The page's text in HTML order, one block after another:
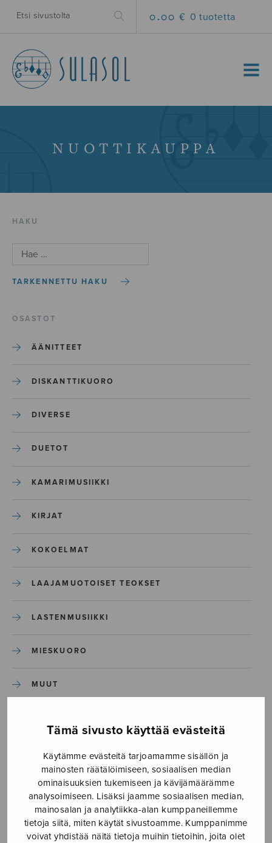
Tämä sivusto käyttää evästeitä
Käytämme evästeitä tarjoamamme sisällön ja
mainosten räätälöimiseen, sosiaalisen median
ominaisuuksien tukemiseen ja kävijämäärämme
analysoimiseen. Lisäksi jaamme sosiaalisen median,
mainosalan ja analytiikka-alan kumppaneillemme
tietoja siitä, miten käytät sivustoamme. Kumppanimme
voivat yhdistää näitä tietoja muihin tietoihin, joita olet
0.00 € 0 tuotetta
MENU
NUOTTIKAUPPA
HAKU
TARKENNETTU HAKU
OSASTOT
ÄÄNITTEET
DISKANTTIKUORO
DIVERSE
DUETOT
KAMARIMUSIIKKI
KIRJAT
KOKOELMAT
LAAJAMUOTOISET TEOKSET
LASTENMUSIIKKI
MIESKUORO
MUUT
SEKAKUORO
SOITINKOULUT JA OPPAAT
SOITINMUSIIKKI